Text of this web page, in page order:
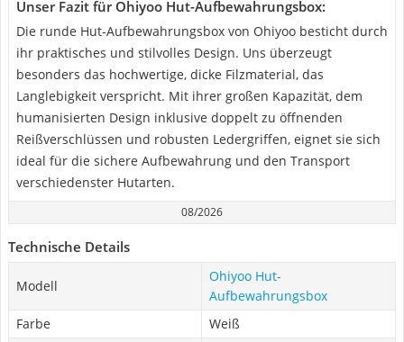
Unser Fazit für Ohiyoo Hut-Aufbewahrungsbox:
Die runde Hut-Aufbewahrungsbox von Ohiyoo besticht durch
ihr praktisches und stilvolles Design. Uns überzeugt
besonders das hochwertige, dicke Filzmaterial, das
Langlebigkeit verspricht. Mit ihrer großen Kapazität, dem
humanisierten Design inklusive doppelt zu öffnenden
Reißverschlüssen und robusten Ledergriffen, eignet sie sich
ideal für die sichere Aufbewahrung und den Transport
verschiedenster Hutarten.
08/2026
Technische Details
Modell
Ohiyoo Hut-
Aufbewahrungsbox
Farbe
Weiß